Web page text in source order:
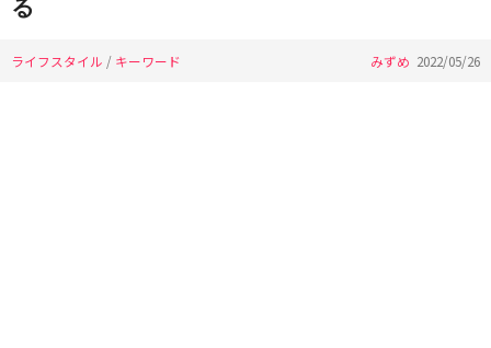
る
ライフスタイル / キーワード みずめ 2022/05/26